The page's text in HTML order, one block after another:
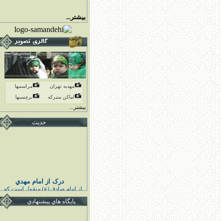
بیشتر...
مهدیه تهران
مراسمها
اماكن متبركه
برچسبها
بیشتر...
حدیث
درک از امام مهدي
از امام صادق (ع) منقول است كه
خوشا به حال كسى كه قائم اهل
بيت مرا درك كند و به او اقتدا كند
پايگاه هاي پيشنهادي